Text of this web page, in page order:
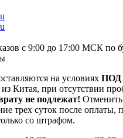
с 9:00 до 17:00 МСК по
на условиях ПОД
из Китая, при отсутствии
не подлежат!
трех суток после оплаты,
со штрафом.